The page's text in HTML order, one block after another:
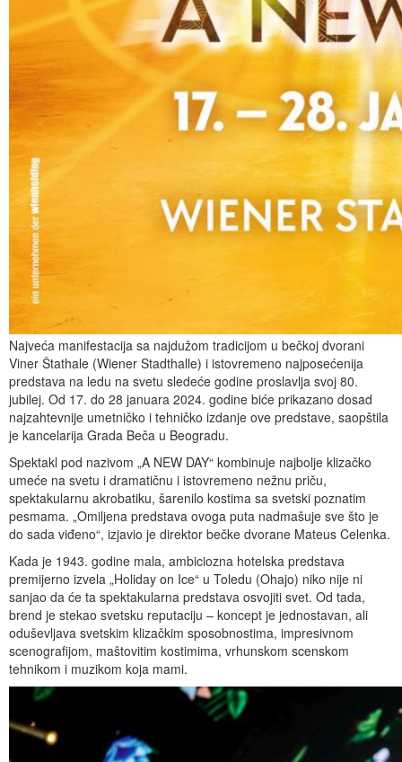
Najveća manifestacija sa najdužom tradicijom u bečkoj dvorani
Viner Štathale (Wiener Stadthalle) i istovremeno najposećenija
predstava na ledu na svetu sledeće godine proslavlja svoj 80.
jubilej. Od 17. do 28 januara 2024. godine biće prikazano dosad
najzahtevnije umetničko i tehničko izdanje ove predstave, saopštila
je kancelarija Grada Beča u Beogradu.
Spektakl pod nazivom „A NEW DAY“ kombinuje najbolje klizačko
umeće na svetu i dramatičnu i istovremeno nežnu priču,
spektakularnu akrobatiku, šarenilo kostima sa svetski poznatim
pesmama. „Omiljena predstava ovoga puta nadmašuje sve što je
do sada viđeno“, izjavio je direktor bečke dvorane Mateus Celenka.
Kada je 1943. godine mala, ambiciozna hotelska predstava
premijerno izvela „Holiday on Ice“ u Toledu (Ohajo) niko nije ni
sanjao da će ta spektakularna predstava osvojiti svet. Od tada,
brend je stekao svetsku reputaciju – koncept je jednostavan, ali
oduševljava svetskim klizačkim sposobnostima, impresivnom
scenografijom, maštovitim kostimima, vrhunskom scenskom
tehnikom i muzikom koja mami.